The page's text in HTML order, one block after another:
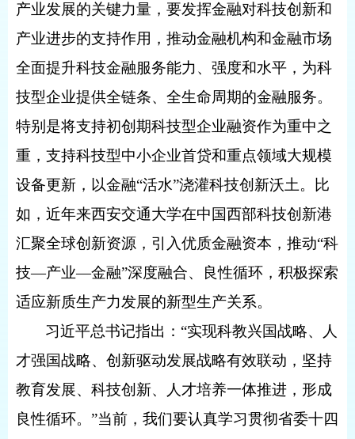
产业发展的关键力量，要发挥金融对科技创新和
产业进步的支持作用，推动金融机构和金融市场
全面提升科技金融服务能力、强度和水平，为科
技型企业提供全链条、全生命周期的金融服务。
特别是将支持初创期科技型企业融资作为重中之
重，支持科技型中小企业首贷和重点领域大规模
设备更新，以金融“活水”浇灌科技创新沃土。比
如，近年来西安交通大学在中国西部科技创新港
汇聚全球创新资源，引入优质金融资本，推动“科
技—产业—金融”深度融合、良性循环，积极探索
适应新质生产力发展的新型生产关系。
习近平总书记指出：“实现科教兴国战略、人
才强国战略、创新驱动发展战略有效联动，坚持
教育发展、科技创新、人才培养一体推进，形成
良性循环。”当前，我们要认真学习贯彻省委十四